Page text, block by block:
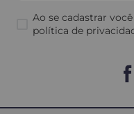
Ao se cadastrar
política de